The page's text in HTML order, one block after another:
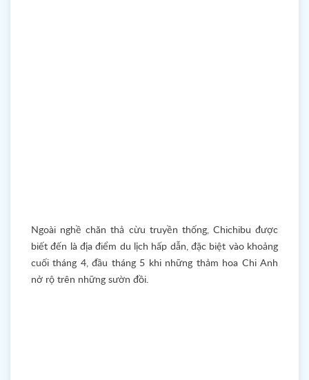
Ngoài nghề chăn thả cừu truyền thống, Chichibu được
biết đến là địa điểm du lịch hấp dẫn, đặc biệt vào khoảng
cuối tháng 4, đầu tháng 5 khi những thảm hoa Chi Anh
nở rộ trên những sườn đồi.